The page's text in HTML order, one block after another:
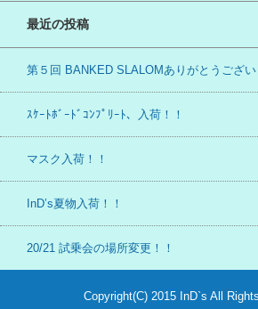
最近の投稿
第５回 BANKED SLALOMありがとうござい
ｽｹｰﾄﾎﾞｰﾄﾞｺﾝﾌﾟﾘｰﾄ、入荷！！
マスク入荷！！
InD’s夏物入荷！！
20/21 試乗会の場所変更！！
Copyright(C) 2015 InD`s All